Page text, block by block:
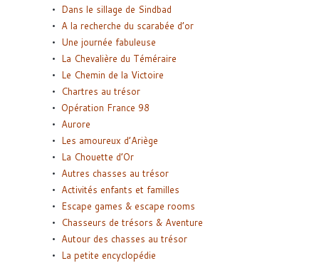
Dans le sillage de Sindbad
A la recherche du scarabée d’or
Une journée fabuleuse
La Chevalière du Téméraire
Le Chemin de la Victoire
Chartres au trésor
Opération France 98
Aurore
Les amoureux d’Ariège
La Chouette d’Or
Autres chasses au trésor
Activités enfants et familles
Escape games & escape rooms
Chasseurs de trésors & Aventure
Autour des chasses au trésor
La petite encyclopédie